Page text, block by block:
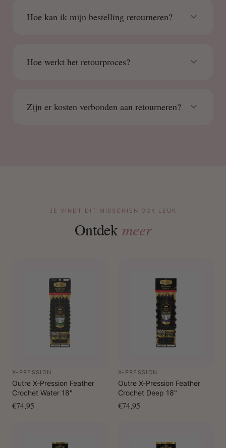
Hoe kan ik mijn bestelling retourneren?
Hoe werkt het retourproces?
Zijn er kosten verbonden aan retourneren?
JE VINDT DIT MISSCHIEN OOK LEUK
Ontdek meer
X-PRESSION
Outre X-Pression Feather
Crochet Water 18"
€74,95
X-PRESSION
Outre X-Pression Feather
Crochet Deep 18"
€74,95